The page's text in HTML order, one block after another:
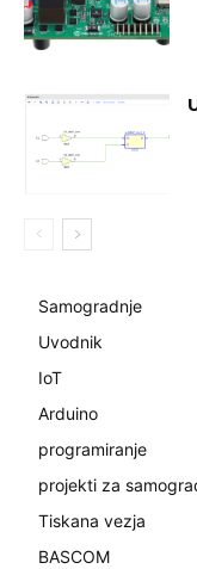
Samogradnje
Uvodnik
IoT
Arduino
programiranje
projekti za
Tiskana vezja
BASCOM